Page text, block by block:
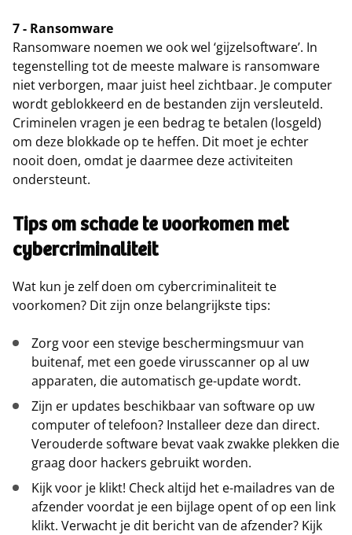
7 - Ransomware
Ransomware noemen we ook wel ‘gijzelsoftware’. In
tegenstelling tot de meeste malware is ransomware
niet verborgen, maar juist heel zichtbaar. Je computer
wordt geblokkeerd en de bestanden zijn versleuteld.
Criminelen vragen je een bedrag te betalen (losgeld)
om deze blokkade op te heffen. Dit moet je echter
nooit doen, omdat je daarmee deze activiteiten
ondersteunt.
Tips om schade te voorkomen met
cybercriminaliteit
Wat kun je zelf doen om cybercriminaliteit te
voorkomen? Dit zijn onze belangrijkste tips:
Zorg voor een stevige beschermingsmuur van
buitenaf, met een goede virusscanner op al uw
apparaten, die automatisch ge-update wordt.
Zijn er updates beschikbaar van software op uw
computer of telefoon? Installeer deze dan direct.
Verouderde software bevat vaak zwakke plekken die
graag door hackers gebruikt worden.
Kijk voor je klikt! Check altijd het e-mailadres van de
afzender voordat je een bijlage opent of op een link
klikt. Verwacht je dit bericht van de afzender? Kijk